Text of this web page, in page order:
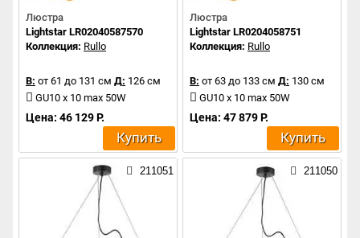
Люстра
Lightstar LR02040587570
Коллекция: Rullo
В: от 61 до 131 см Д: 126 см
GU10 x 10 max 50W
Цена: 46 129 Р.
Купить
Люстра
Lightstar LR0204058751
Коллекция: Rullo
В: от 63 до 133 см Д: 130 см
GU10 x 10 max 50W
Цена: 47 879 Р.
Купить
211051 211050